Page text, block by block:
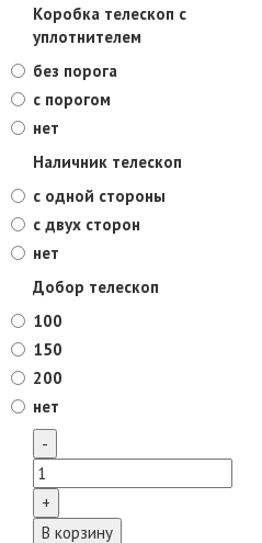
Коробка телескоп с
уплотнителем
без порога
с порогом
нет
Наличник телескоп
с одной стороны
с двух сторон
нет
Добор телескоп
100
150
200
нет